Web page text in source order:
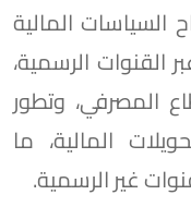
السياسات المالية
القنوات الرسمية،
المصرفي، وتطور
المالية، ما
غير الرسمية.